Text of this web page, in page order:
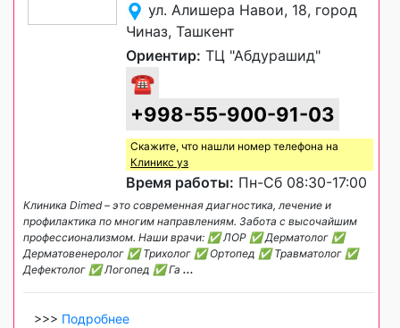
ул. Алишера Навои, 18, город
Чиназ, Ташкент
Ориентир: ТЦ "Абдурашид"
☎
+998-55-900-91-03
Скажите, что нашли номер телефона на
Клиникс уз
Время работы: Пн-Сб 08:30-17:00
Клиника Dimed – это современная диагностика, лечение и
профилактика по многим направлениям. Забота с высочайшим
профессионализмом. Наши врачи: ✅ ЛОР ✅ Дерматолог ✅
Дерматовенеролог ✅ Трихолог ✅ Ортопед ✅ Травматолог ✅
Дефектолог ✅ Логопед ✅ Га ...
>>> Подробнее